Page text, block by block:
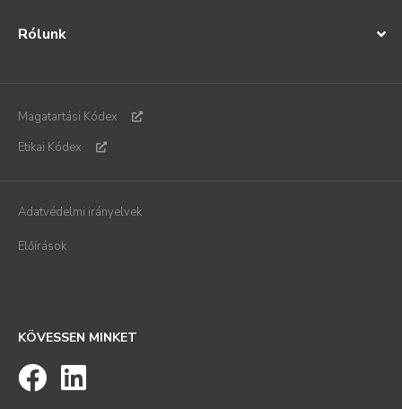
Rólunk
Magatartási Kódex
Etikai Kódex
Adatvédelmi irányelvek
Előírások
KÖVESSEN MINKET